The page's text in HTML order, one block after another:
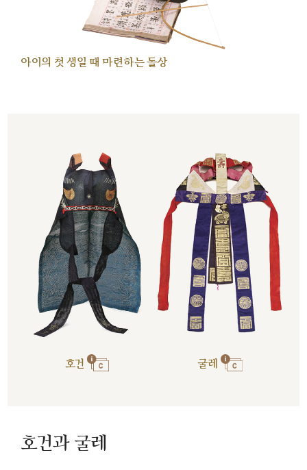
아이의 첫 생일 때 마련하는 돌상
호건 굴레
호건과 굴레